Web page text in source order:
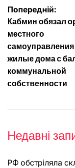
записів
Попередній:
Кабмин обязал
местного
жилые дома с
коммунальной
собственности
Недавні
РФ обстріляла